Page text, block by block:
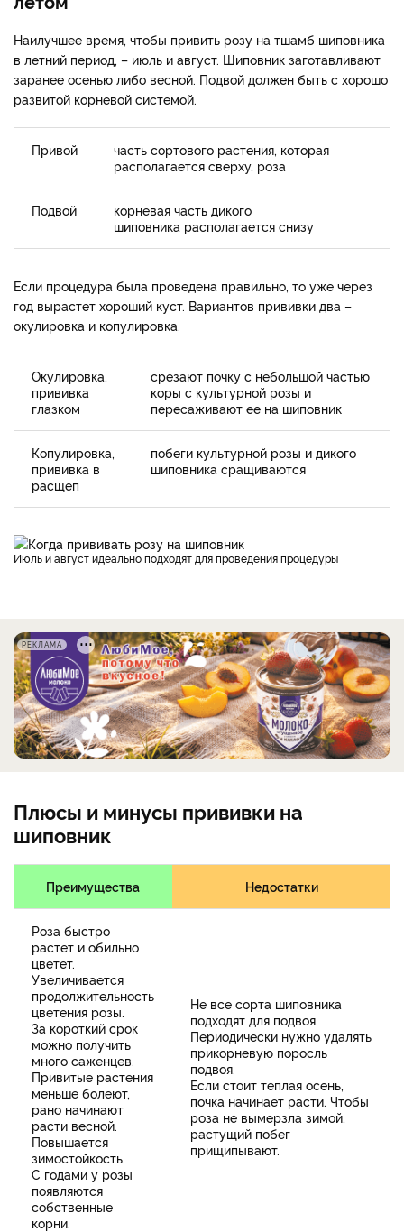
Наилучшее время, чтобы привить розу на тшамб шиповника
в летний период, – июль и август. Шиповник заготавливают
заранее осенью либо весной. Подвой должен быть с хорошо
развитой корневой системой.
Привой
часть сортового растения, которая
располагается сверху, роза
Подвой
корневая часть дикого
шиповника располагается снизу
Если процедура была проведена правильно, то уже через
год вырастет хороший куст. Вариантов прививки два –
окулировка и копулировка.
Окулировка,
прививка
глазком
срезают почку с небольшой частью
коры с культурной розы и
пересаживают ее на шиповник
Копулировка,
прививка в
расщеп
побеги культурной розы и дикого
шиповника сращиваются
Июль и август идеально подходят для проведения процедуры
РЕКЛАМА
Плюсы и минусы прививки на
шиповник
Преимущества Недостатки
Роза быстро
растет и обильно
цветет.
Увеличивается
продолжительность
цветения розы.
За короткий срок
можно получить
много саженцев.
Привитые растения
меньше болеют,
рано начинают
расти весной.
Повышается
зимостойкость.
С годами у розы
появляются
собственные
корни.
Не все сорта шиповника
подходят для подвоя.
Периодически нужно удалять
прикорневую поросль
подвоя.
Если стоит теплая осень,
почка начинает расти. Чтобы
роза не вымерзла зимой,
растущий побег
прищипывают.